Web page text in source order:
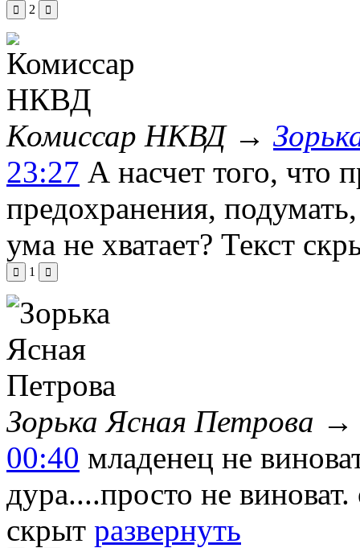
2
Комиссар НКВД→
23:27 А насчет того, что
предохранения,
ума не хватает? Текст
1
Зорька Ясная Петрова
00:40 младенец не
дура....просто не
скрыт развернуть